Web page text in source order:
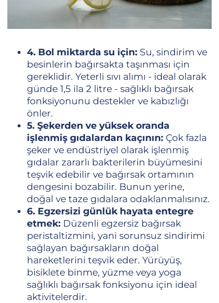
4. Bol miktarda su için: Su, sindirim ve
besinlerin bağırsakta taşınması için
gereklidir. Yeterli sıvı alımı - ideal olarak
günde 1,5 ila 2 litre - sağlıklı bağırsak
fonksiyonunu destekler ve kabızlığı
önler.
5. Şekerden ve yüksek oranda
işlenmiş gıdalardan kaçının: Çok fazla
şeker ve endüstriyel olarak işlenmiş
gıdalar zararlı bakterilerin büyümesini
teşvik edebilir ve bağırsak ortamının
dengesini bozabilir. Bunun yerine,
doğal ve taze gıdalara odaklanmalısınız.
6. Egzersizi günlük hayata entegre
etmek: Düzenli egzersiz bağırsak
peristaltizmini, yani sorunsuz sindirimi
sağlayan bağırsakların doğal
hareketlerini teşvik eder. Yürüyüş,
bisiklete binme, yüzme veya yoga
sağlıklı bağırsak fonksiyonu için ideal
aktivitelerdir.